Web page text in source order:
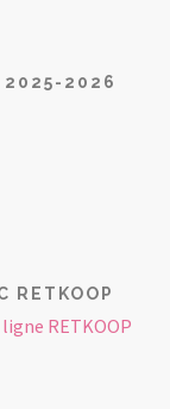
2025-2026
RETKOOP
RETKOOP